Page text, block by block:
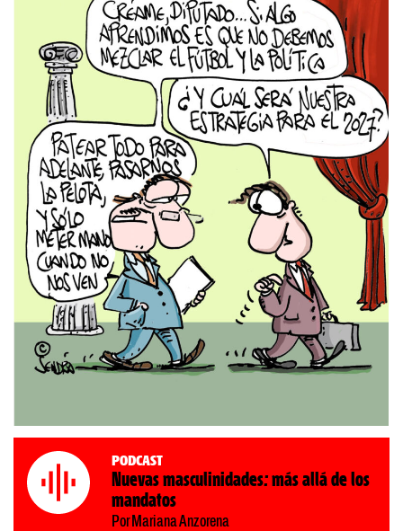
Podcast
Nuevas masculinidades: más allá de los
mandatos
Por Mariana Anzorena